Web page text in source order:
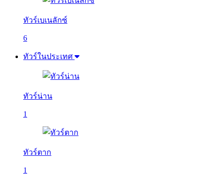
ทัวร์เบเนลักซ์
6
ทัวร์ในประเทศ
ทัวร์น่าน
1
ทัวร์ตาก
1